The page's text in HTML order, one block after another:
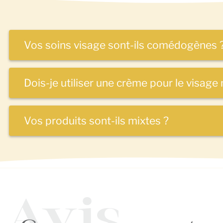
Vos soins visage sont-ils comédogènes
Dois-je utiliser une crème pour le visage
Vos produits sont-ils mixtes ?